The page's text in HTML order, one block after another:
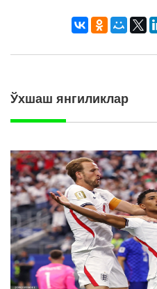
Ўхшаш янгиликлар